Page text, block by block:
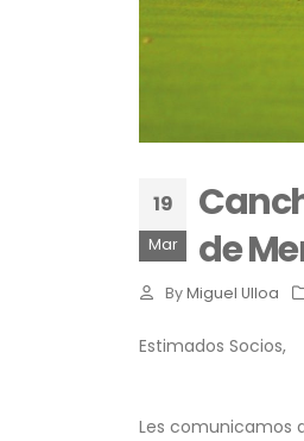
19
Mar
de
By Miguel Ulloa
Estimados Socios,
Les comunicamos